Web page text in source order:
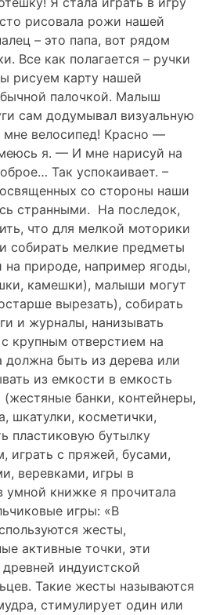
рисовала рожи нашей
– это папа, вот рядом
Все как полагается – ручки
рисуем карту нашей
палочкой. Малыш
сам додумывал визуальную
велосипед! Красно —
я. — И мне нарисуй на
Так успокаивает. –
со стороны наши
странными. На последок,
что для мелкой моторики
собирать мелкие предметы
на природе, например ягоды,
камешки), малыши могут
вырезать), собирать
и журналы, нанизывать
крупным отверстием на
должна быть из дерева или
из емкости в емкость
банки, контейнеры,
шкатулки, косметички,
пластиковую бутылку
играть с пряжей, бусами,
веревками, игры в
умной книжке я прочитала
игры: «В
жесты,
активные точки, эти
индуистской
Такие жесты называются
стимулирует один или